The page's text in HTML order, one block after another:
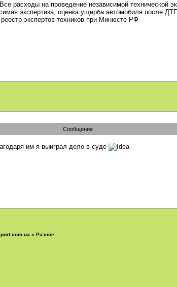
расходы на проведение независимой технической
экспертиза, оценка ущерба автомобиля после
экспертов-техников при Минюсте РФ
Сообщение
им я выиграл дело в суде
» Разное